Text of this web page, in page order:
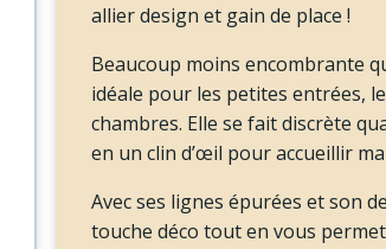
allier design et gain de place !
Beaucoup moins encombrante
idéale pour les petites entrées,
chambres. Elle se fait discrète
en un clin d’œil pour accueillir
Avec ses lignes épurées et son
touche déco tout en vous